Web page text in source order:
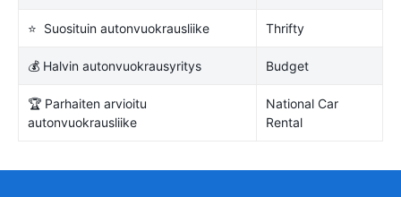
⭐ Suosituin autonvuokrausliike Thrifty
💰 Halvin autonvuokrausyritys Budget
🏆 Parhaiten arvioitu
autonvuokrausliike
National Car
Rental